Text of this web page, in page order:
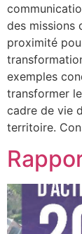
des missions
proximité
exemples
transformer
cadre de vie
territoire.